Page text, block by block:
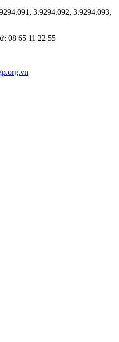
3.9294.092, 3.9294.093,
08 65 11 22 55